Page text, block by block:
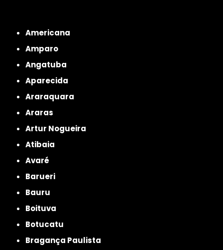
Americana
Amparo
Angatuba
Aparecida
Araraquara
Araras
Artur Nogueira
Atibaia
Avaré
Barueri
Bauru
Boituva
Botucatu
Bragança Paulista